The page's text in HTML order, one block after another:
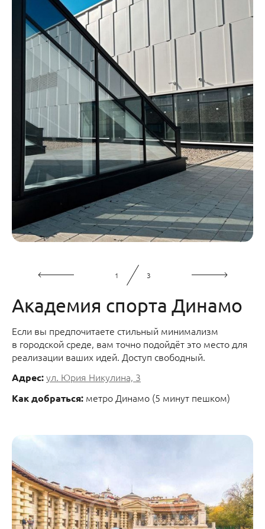
1 3
Академия спорта Динамо
Если вы предпочитаете стильный минимализм
в городской среде, вам точно подойдёт это место для
реализации ваших идей. Доступ свободный.
Адрес:ул. Юрия Никулина, 3
Как добраться: метро Динамо (5 минут пешком)